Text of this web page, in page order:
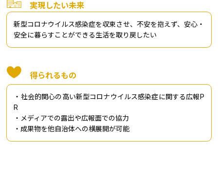
実現したい未来
新型コロナウイルス感染症を収束させ、不安を抱えず、安心・
安全に暮らすことができる生活を取り戻したい
得られるもの
・社会的関心の高い新型コロナウイルス感染症に関する広報P
R
・メディアでの露出や広報面での協力
・成果物を他自治体への横展開が可能